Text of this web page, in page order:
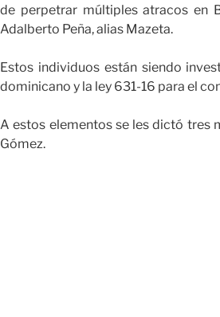
de perpetrar múltiples atracos en
Adalberto Peña, alias Mazeta.
Estos individuos están siendo
dominicano y la ley 631-16 para el
A estos elementos se les dictó tres
Gómez.